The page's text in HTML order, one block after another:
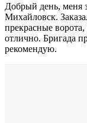
Добрый день, меня
Михайловск.
прекрасные
отлично. Бригада
рекомендую.